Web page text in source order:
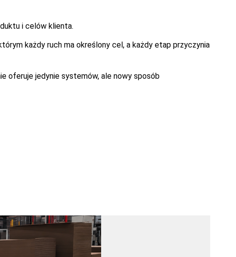
i celów klienta.
każdy ruch ma określony cel, a każdy etap przyczynia
oferuje jedynie systemów, ale nowy sposób